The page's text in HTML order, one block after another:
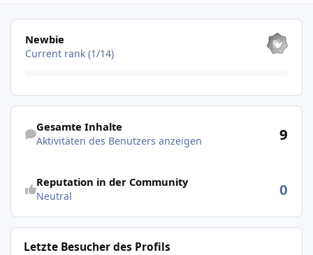
Alle anzeigen
Newbie
Current rank (1/14)
Aktivitäten des Benutzers anzeigen
Gesamte Inhalte
Aktivitäten des Benutzers anzeigen 9
Reputation in der Community
Neutral 0
Letzte Besucher des Profils